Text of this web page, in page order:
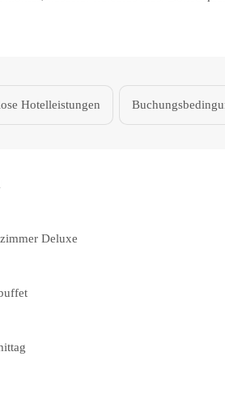
Hotelleistungen
Deluxe